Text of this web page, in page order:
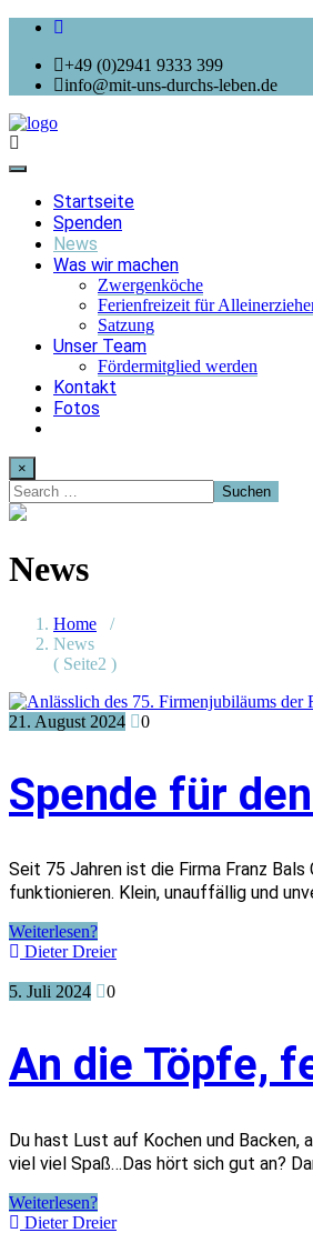
+49 (0)2941 9333 399
info@mit-uns-durchs-leben.de
Toggle
navigationStartseite
Spenden
News
Was wir machen
Zwergenköche
Ferienfreizeit für
Satzung
Unser Team
Fördermitglied werden
Kontakt
Fotos
×
News
Home /
News
( Seite2 )
21. August 2024 0
Spende für
Seit 75 Jahren ist die Firma Franz
funktionieren. Klein, unauffällig und
Weiterlesen?
Dieter Dreier
5. Juli 2024 0
An die Töpfe,
Du hast Lust auf Kochen und Backen,
viel viel Spaß…Das hört sich gut an?
Weiterlesen?
Dieter Dreier